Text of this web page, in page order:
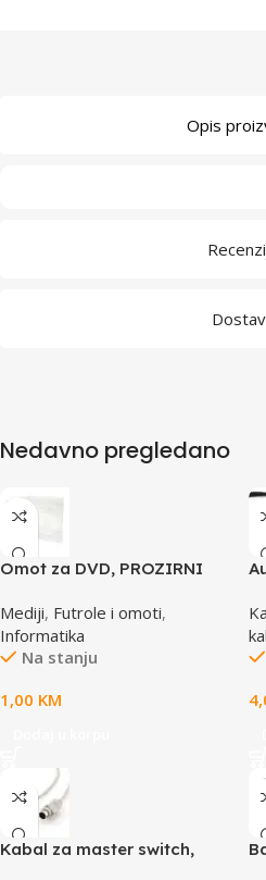
Opis
Nedavno pregledano
Omot za DVD, PROZIRNI
Mediji, Futrole i omoti,
Informatika
Na stanju
1,00 KM
Kabal za master switch,